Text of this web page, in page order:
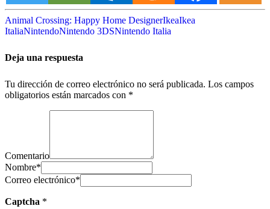
Animal Crossing: Happy Home DesignerIkeaIkea
ItaliaNintendoNintendo 3DSNintendo Italia
Deja una respuesta
Tu dirección de correo electrónico no será publicada. Los campos
obligatorios están marcados con *
Comentario
Nombre*
Correo electrónico*
Captcha *